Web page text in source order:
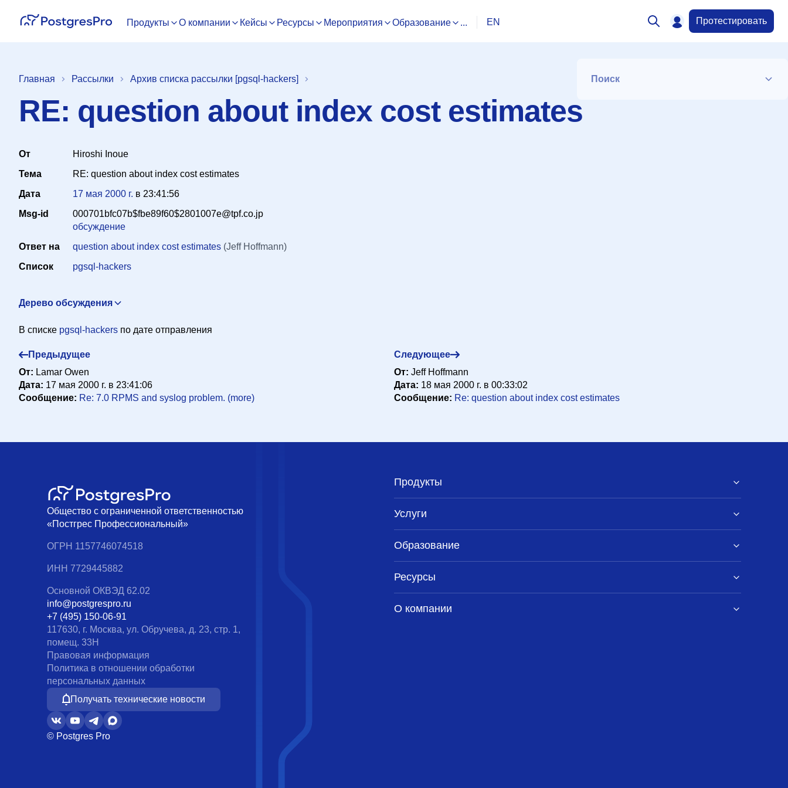
Продукты О компании Кейсы Ресурсы Мероприятия Образование ... EN Протестировать
Главная Рассылки Архив списка рассылки [pgsql-hackers]
RE: question about index cost estimates
Поиск
От
Hiroshi Inoue
Тема
RE: question about index cost estimates
Дата
17 мая 2000 г. в 23:41:56
Msg-id
000701bfc07b$fbe89f60$2801007e@tpf.co.jp
обсуждение
Ответ на
question about index cost estimates (Jeff Hoffmann)
Список
pgsql-hackers
Дерево обсуждения
Re: question about index cost estimates
В списке pgsql-hackers по дате отправления
Предыдущее
От: Lamar Owen
Дата: 17 мая 2000 г. в 23:41:06
Сообщение: Re: 7.0 RPMS and syslog problem. (more)
Следующее
От: Jeff Hoffmann
Дата: 18 мая 2000 г. в 00:33:02
Сообщение: Re: question about index cost estimates
Общество с ограниченной ответственностью
«Постгрес Профессиональный»
ОГРН 1157746074518
ИНН 7729445882
Основной ОКВЭД 62.02
info@postgrespro.ru
+7 (495) 150-06-91
117630, г. Москва, ул. Обручева, д. 23, стр. 1,
помещ. 33Н
Правовая информация
Политика в отношении обработки
персональных данных
Получать технические новости
© Postgres Pro
Продукты
Услуги
Образование
Ресурсы
О компании